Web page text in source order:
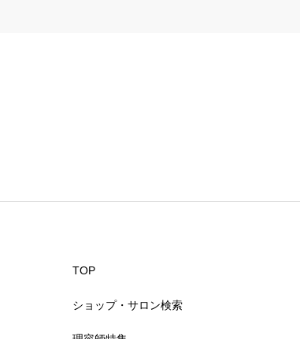
TOP
ショップ・サロン検索